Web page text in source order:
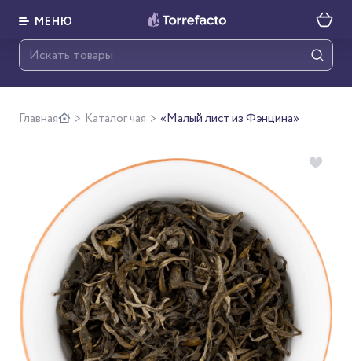
МЕНЮ
Главная > Каталог чая > «Малый лист из Фэнцина»